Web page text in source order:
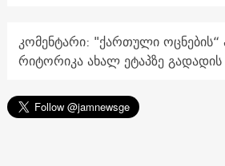
კომენტარი: "ქართული
რიტორიკა ახალ ეტაპზე გადადის